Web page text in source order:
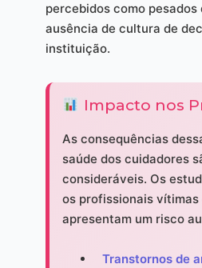
percebidos como pesados
ausência de cultura de
instituição.
Impacto nos
As consequências
saúde dos cuidadores
consideráveis. Os
os profissionais
apresentam um risco
Transtornos de